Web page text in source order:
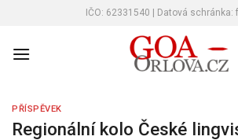
content
IČO: 62331540 | Datová schránka:
PŘÍSPĚVEK
Regionální kolo České